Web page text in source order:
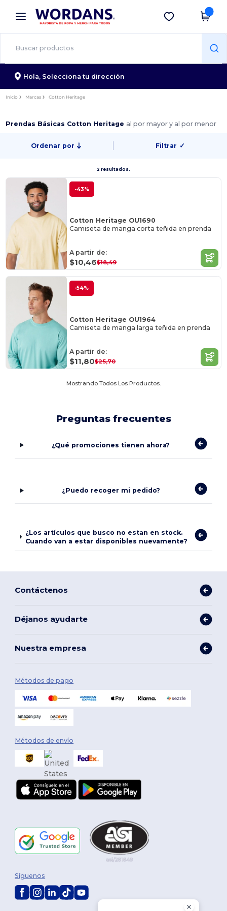
× App de Wordans
¡Mejores precios en app!
Descargar app
Hola, Selecciona tu dirección
Inicio Marcas Cotton Heritage
Prendas Básicas Cotton Heritage al por mayor y al por menor
Ordenar por Filtrar ✓
2 resultados.
-43%
Cotton Heritage OU1690
Camiseta de manga corta teñida en prenda
A partir de:
$10,46$18,49
-54%
Cotton Heritage OU1964
Camiseta de manga larga teñida en prenda
A partir de:
$11,80$25,70
Mostrando Todos Los Productos.
Preguntas frecuentes
¿Qué promociones tienen ahora?
¿Puedo recoger mi pedido?
¿Los artículos que busco no estan en stock.
Cuando van a estar disponibles nuevamente?
Contáctenos
Déjanos ayudarte
Nuestra empresa
Métodos de pago
Métodos de envío
Síguenos